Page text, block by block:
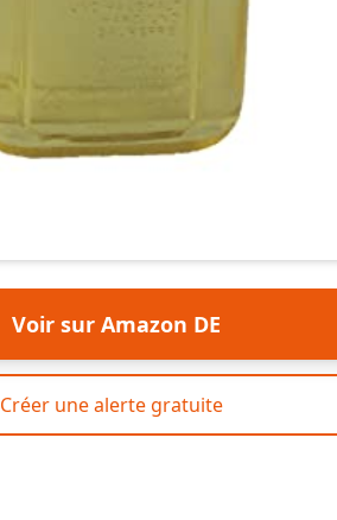
Voir sur Amazon DE
Créer une alerte gratuite